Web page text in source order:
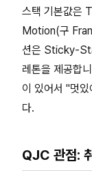
스택 기본값은
Motion(구
션은 Sticky-
레톤을 제공합
이 있어서 "멋
다.
QJC 관점: